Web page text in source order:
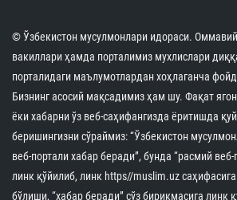
© Ўзбекистон мусулмонлари идораси.
вакиллари ҳамда порталимиз мухлислари
порталидаги маълумотлардан хоҳлаганча
Бизнинг асосий мақсадимиз ҳам шу. Фақат
ёки хабарни ўз веб-саҳифангизда ёритишда
беришингизни сўраймиз: “Ўзбекистон
веб-портали хабар беради”, бунда “расмий веб-
линк қўйилиб, линк https//muslim.uz
бўлиши, “хабар беради” сўз бирикмасига линк